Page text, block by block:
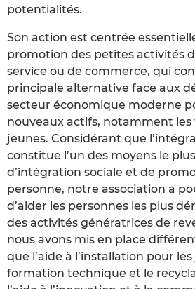
potentialités.
Son action est centrée
promotion des petites activités
service ou de commerce, qui
principale alternative face aux
secteur économique moderne
nouveaux actifs, notamment les
jeunes. Considérant que
constitue l’un des moyens le
d’intégration sociale et de
personne, notre association a
d’aider les personnes les plus
des activités génératrices de
nous avons mis en place
que l’aide à l’installation pour
formation technique et le